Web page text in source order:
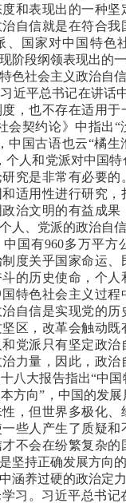
和表现出的一种坚
自信就是在符合我
、国家对中国特色
阶段纲领表现出的一
色社会主义政治自信
近平总书记在讲话
，也不存在适用于
会契约论》中指出
中国古语也云“橘生
个人和党派对中国
究是非常有必要的
适用性进行研究，
治文明的有益成果
人、党派的政治自信
国有960多万平方
度关乎国家命运、
的历史使命，个人
特色社会主义过程
自信是实现党的历
区，改革会触动既
党派只有坚定政治
力量，因此，政治
八大报告指出“中
方向”，中国的发
，但世界多极化、
些人产生了质疑和
不会在纷繁复杂的
坚持正确发展方向的
涵养过硬的政治定力
学习。习近平总书